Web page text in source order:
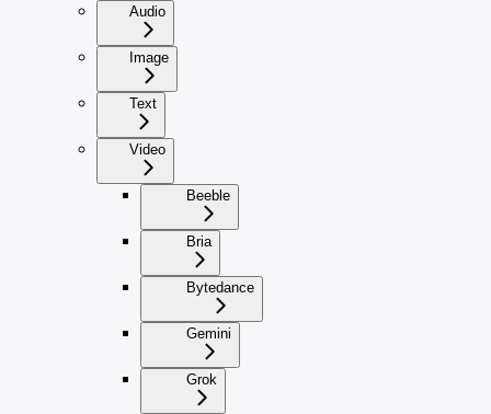
Audio
Image
Text
Video
Beeble
Bria
Bytedance
Gemini
Grok